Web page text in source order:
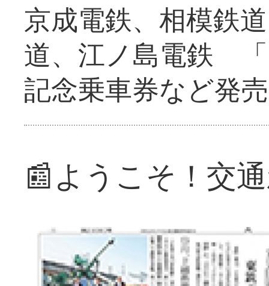
京成電鉄、相模鉄
道、江ノ島電鉄
記念乗車券など発売
📰ようこそ！交